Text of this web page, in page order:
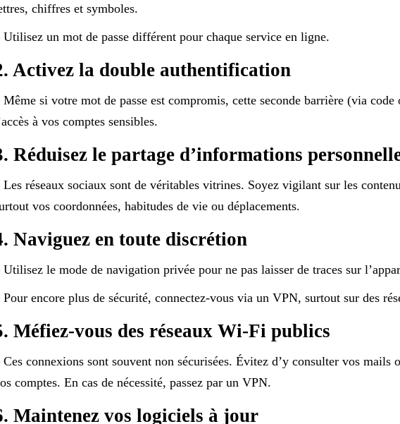
chiffres et symboles.
Utilisez un mot de passe différent pour chaque service en ligne.
Activez la double authentification
Même si votre mot de passe est compromis, cette seconde barrière (via
à vos comptes sensibles.
Réduisez le partage d’informations
Les réseaux sociaux sont de véritables vitrines. Soyez vigilant sur les
vos coordonnées, habitudes de vie ou déplacements.
Naviguez en toute discrétion
Utilisez le mode de navigation privée pour ne pas laisser de traces sur
Pour encore plus de sécurité, connectez-vous via un VPN, surtout sur des
Méfiez-vous des réseaux Wi-Fi publics
Ces connexions sont souvent non sécurisées. Évitez d’y consulter vos mails
comptes. En cas de nécessité, passez par un VPN.
Maintenez vos logiciels à jour